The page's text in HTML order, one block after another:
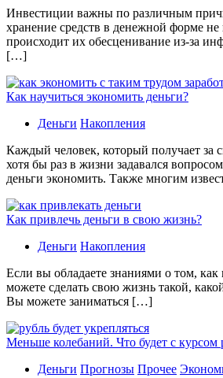
Инвестиции важны по различным
хранение средств в денежной форме не
происходит их обесценивание из-за
[…]
Как научиться экономить деньги?
Деньги Накопления
Каждый человек, который получает за
хотя бы раз в жизни задавался
деньги экономить. Также многим
Как привлечь деньги в свою жизнь?
Деньги Накопления
Если вы обладаете знаниями о том,
можете сделать свою жизнь такой,
Вы можете заниматься […]
Меньше колебаний. Что будет с курсом
Деньги Прогнозы Прочее